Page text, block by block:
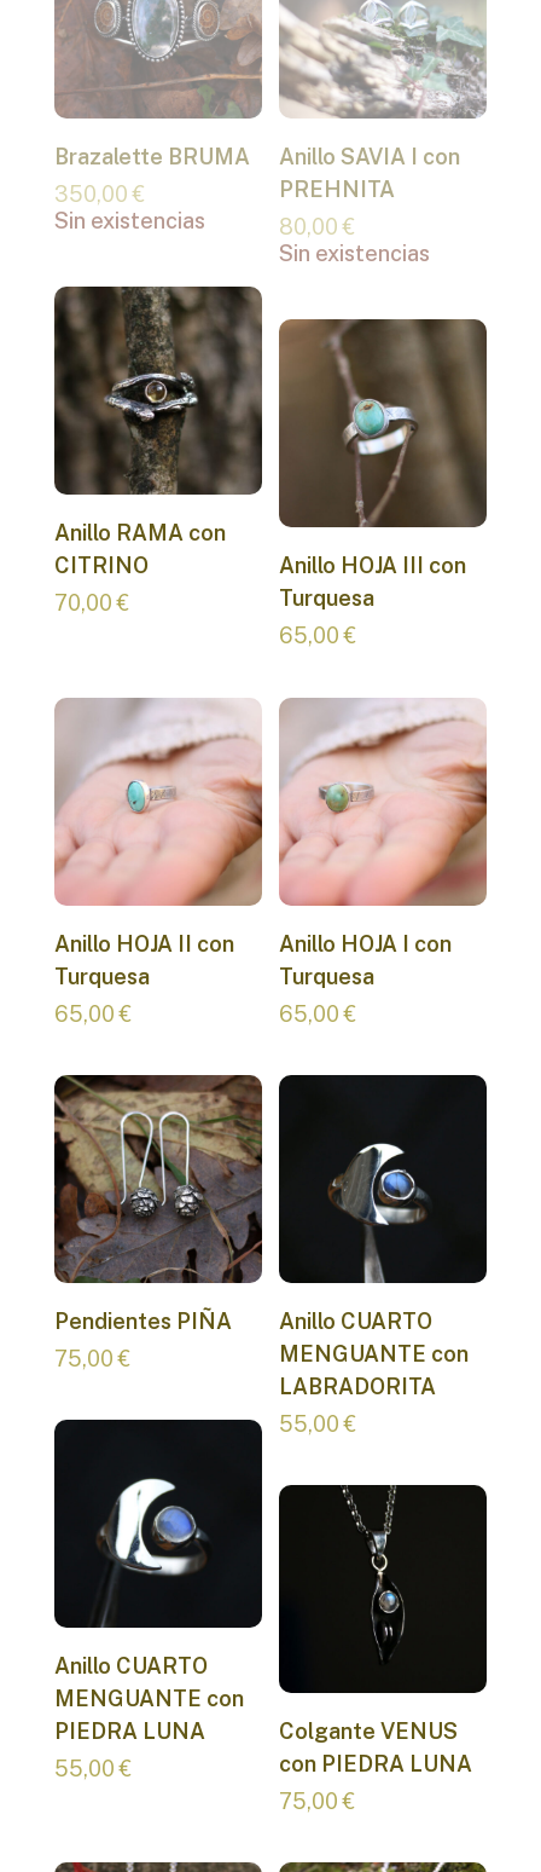
Brazalette BRUMA
350,00€
Sin existencias
Anillo SAVIA I con
PREHNITA
80,00€
Sin existencias
Anillo RAMA con
CITRINO
70,00€
Anillo HOJA III con
Turquesa
65,00€
Anillo HOJA II con
Turquesa
65,00€
Anillo HOJA I con
Turquesa
65,00€
Pendientes PIÑA
75,00€
Anillo CUARTO
MENGUANTE con
LABRADORITA
55,00€
Anillo CUARTO
MENGUANTE con
PIEDRA LUNA
55,00€
Colgante VENUS
con PIEDRA LUNA
75,00€